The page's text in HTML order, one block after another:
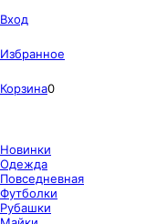
Вход
Избранное
Корзина0
Новинки
Одежда
Повседневная
Футболки
Рубашки